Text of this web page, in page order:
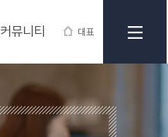
대표
커뮤니티